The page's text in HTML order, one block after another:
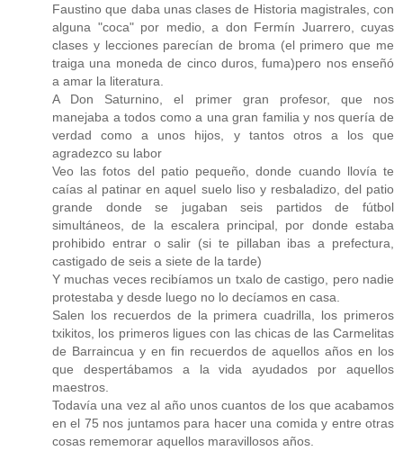
Faustino que daba unas clases de Historia magistrales, con
alguna "coca" por medio, a don Fermín Juarrero, cuyas
clases y lecciones parecían de broma (el primero que me
traiga una moneda de cinco duros, fuma)pero nos enseñó
a amar la literatura.
A Don Saturnino, el primer gran profesor, que nos
manejaba a todos como a una gran familia y nos quería de
verdad como a unos hijos, y tantos otros a los que
agradezco su labor
Veo las fotos del patio pequeño, donde cuando llovía te
caías al patinar en aquel suelo liso y resbaladizo, del patio
grande donde se jugaban seis partidos de fútbol
simultáneos, de la escalera principal, por donde estaba
prohibido entrar o salir (si te pillaban ibas a prefectura,
castigado de seis a siete de la tarde)
Y muchas veces recibíamos un txalo de castigo, pero nadie
protestaba y desde luego no lo decíamos en casa.
Salen los recuerdos de la primera cuadrilla, los primeros
txikitos, los primeros ligues con las chicas de las Carmelitas
de Barraincua y en fin recuerdos de aquellos años en los
que despertábamos a la vida ayudados por aquellos
maestros.
Todavía una vez al año unos cuantos de los que acabamos
en el 75 nos juntamos para hacer una comida y entre otras
cosas rememorar aquellos maravillosos años.